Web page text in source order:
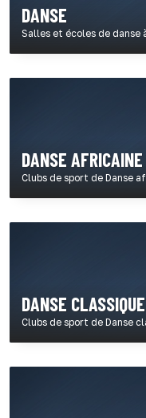
DANSE
Salles et écoles de danse
DANSE AFRICAINE
Clubs de sport de Danse
DANSE CLASSIQUE
Clubs de sport de Danse